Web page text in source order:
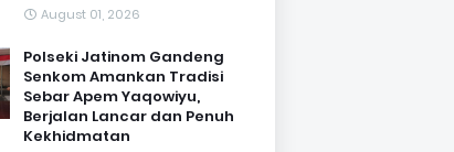
August 01, 2026
Polseki Jatinom Gandeng
Senkom Amankan Tradisi
Sebar Apem Yaqowiyu,
Berjalan Lancar dan Penuh
Kekhidmatan